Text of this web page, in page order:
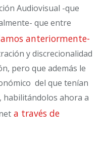
Audiovisual -que
que entre
anteriormente-
y discrecionalidad
pero que además le
del que tenían
habilitándolos ahora a
a través de